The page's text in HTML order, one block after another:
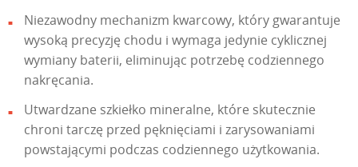
Niezawodny mechanizm kwarcowy, który gwarantuje
wysoką precyzję chodu i wymaga jedynie cyklicznej
wymiany baterii, eliminując potrzebę codziennego
nakręcania.
Utwardzane szkiełko mineralne, które skutecznie
chroni tarczę przed pęknięciami i zarysowaniami
powstającymi podczas codziennego użytkowania.